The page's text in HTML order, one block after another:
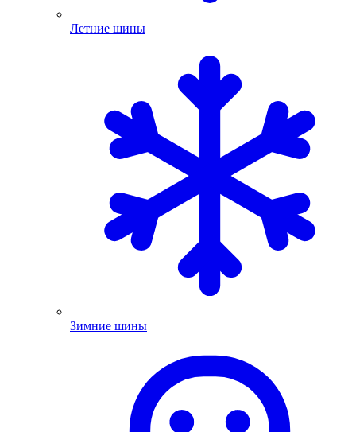
Летние шины
Зимние шины